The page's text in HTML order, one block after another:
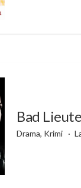
Bad
Drama, Krimi